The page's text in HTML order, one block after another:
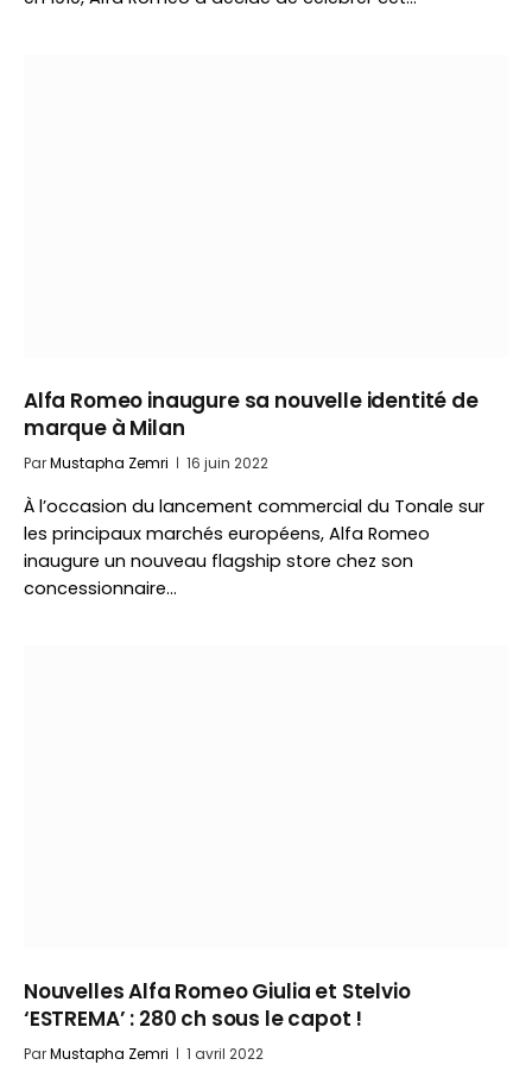
Alfa Romeo inaugure sa nouvelle identité de
marque à Milan
ParMustapha Zemri 16 juin 2022
À l’occasion du lancement commercial du Tonale sur
les principaux marchés européens, Alfa Romeo
inaugure un nouveau flagship store chez son
concessionnaire…
Nouvelles Alfa Romeo Giulia et Stelvio
‘ESTREMA’ : 280 ch sous le capot !
ParMustapha Zemri 1 avril 2022